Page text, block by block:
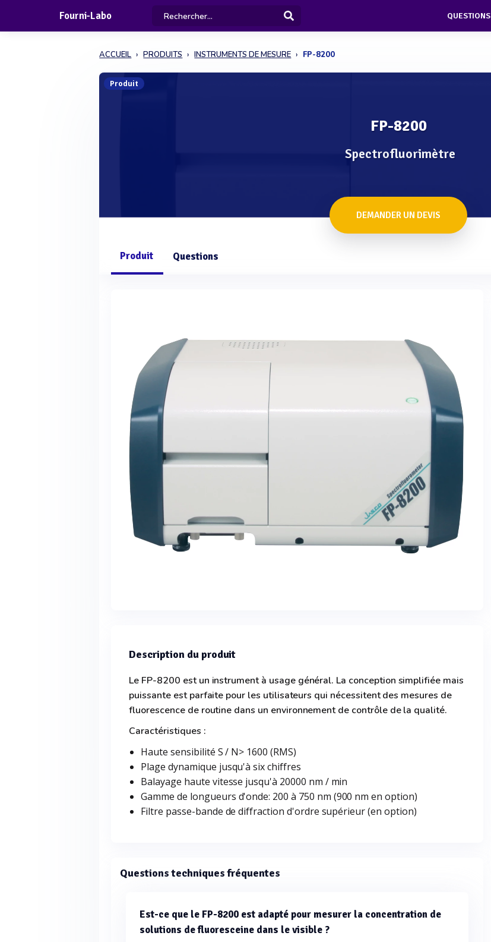
Fourni-Labo QUESTIONS
ACCUEIL PRODUITS INSTRUMENTS DE MESURE FP-8200
Produit
FP-8200
Spectrofluorimètre
DEMANDER UN DEVIS
Produit Questions
Description du produit
Le FP-8200 est un instrument à usage général. La conception simplifiée mais
puissante est parfaite pour les utilisateurs qui nécessitent des mesures de
fluorescence de routine dans un environnement de contrôle de la qualité.
Caractéristiques :
Haute sensibilité S / N> 1600 (RMS)
Plage dynamique jusqu'à six chiffres
Balayage haute vitesse jusqu'à 20000 nm / min
Gamme de longueurs d'onde: 200 à 750 nm (900 nm en option)
Filtre passe-bande de diffraction d'ordre supérieur (en option)
Questions techniques fréquentes
Est-ce que le FP-8200 est adapté pour mesurer la concentration de
solutions de fluoresceine dans le visible ?